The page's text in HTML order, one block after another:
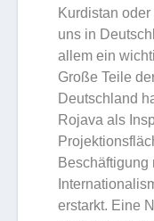
Kurdistan
uns in
allem ein
Große Teile
Deutschland
Rojava als
Beschäftigung
erstarkt. Eine